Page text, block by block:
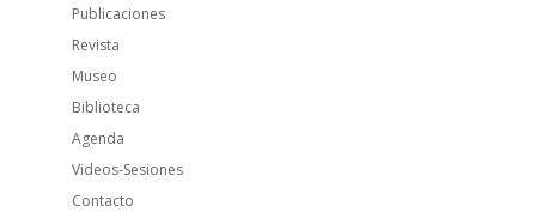
Publicaciones
Revista
Museo
Biblioteca
Agenda
Videos-Sesiones
Contacto